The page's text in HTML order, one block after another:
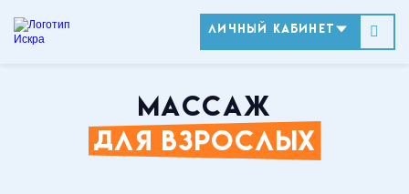
ЛИЧНЫЙ КАБИНЕТ
Массаж для взрослыхМАССАЖ
ДЛЯ ВЗРОСЛЫХ